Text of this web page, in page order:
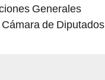
Generales
de Diputados